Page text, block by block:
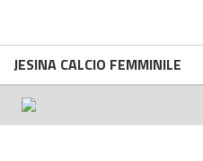
JESINA CALCIO FEMMINILE